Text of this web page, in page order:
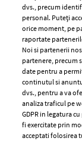
ELLE
2024
Despre
Romania
Contact
dvs., precum
personal. Puteți
orice moment, pe
raportate
Noi si partenerii
partenere, precum
date pentru a
continutul si
dvs., pentru a va
analiza traficul pe
GDPR in legatura
fi exercitate prin
acceptati folosirea